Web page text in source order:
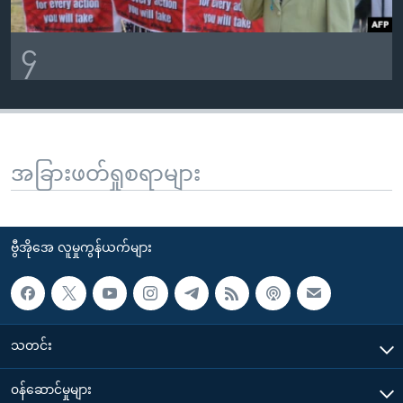
၄
အခြားဖတ်ရှုစရာများ
ဗွီအိုအေ လူမှုကွန်ယက်များ
သတင်း
၀န်ဆောင်မှုများ